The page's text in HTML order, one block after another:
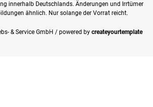
innerhalb Deutschlands. Änderungen und Irrtümer
ähnlich. Nur solange der Vorrat reicht.
& Service GmbH / powered by createyourtemplate